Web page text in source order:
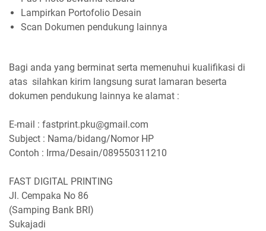
Lampirkan Portofolio Desain
Scan Dokumen pendukung lainnya
Bagi anda yang berminat serta memenuhui kualifikasi di
atas silahkan kirim langsung surat lamaran beserta
dokumen pendukung lainnya ke alamat :
E-mail : fastprint.pku@gmail.com
Subject : Nama/bidang/Nomor HP
Contoh : Irma/Desain/089550311210
FAST DIGITAL PRINTING
Jl. Cempaka No 86
(Samping Bank BRI)
Sukajadi